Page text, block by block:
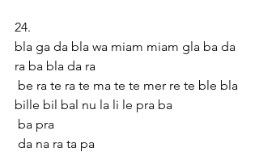
24.
bla ga da bla wa miam miam gla ba da
ra ba bla da ra
bille bil bal nu la li le pra ba
ba pra
da na ra ta pa